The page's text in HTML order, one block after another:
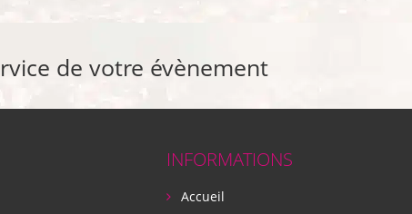
de votre évènement
INFORMATIONS
Accueil